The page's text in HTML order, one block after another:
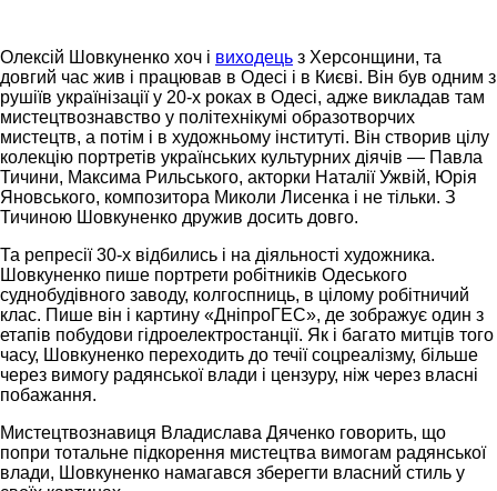
Олексій Шовкуненко хоч і виходець з Херсонщини, та
довгий час жив і працював в Одесі і в Києві. Він був одним з
рушіїв українізації у 20-х роках в Одесі, адже викладав там
мистецтвознавство у політехнікумі образотворчих
мистецтв, а потім і в художньому інституті. Він створив цілу
колекцію портретів українських культурних діячів — Павла
Тичини, Максима Рильського, акторки Наталії Ужвій, Юрія
Яновського, композитора Миколи Лисенка і не тільки. З
Тичиною Шовкуненко дружив досить довго.
Та репресії 30-х відбились і на діяльності художника.
Шовкуненко пише портрети робітників Одеського
суднобудівного заводу, колгоспниць, в цілому робітничий
клас. Пише він і картину «ДніпроГЕС», де зображує один з
етапів побудови гідроелектростанції. Як і багато митців того
часу, Шовкуненко переходить до течії соцреалізму, більше
через вимогу радянської влади і цензуру, ніж через власні
побажання.
Мистецтвознавиця Владислава Дяченко говорить, що
попри тотальне підкорення мистецтва вимогам радянської
влади, Шовкуненко намагався зберегти власний стиль у